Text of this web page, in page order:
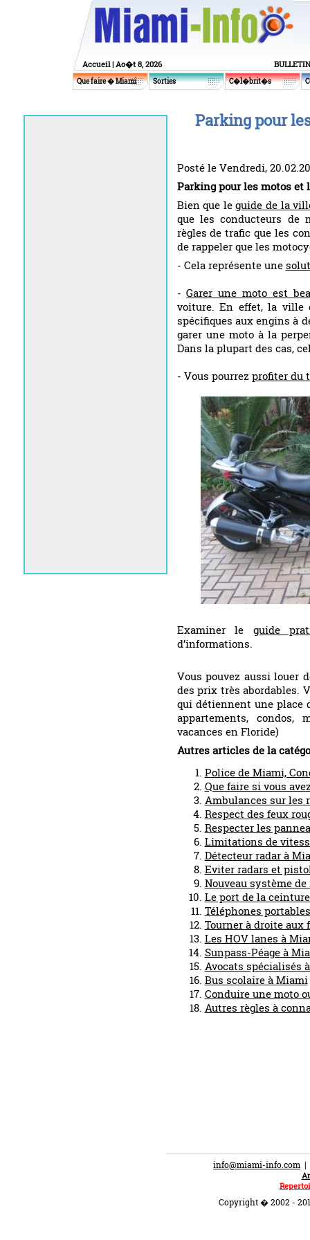
Accueil| Ao�t 8, 2026
Que faire � Miami Sorties C�l�brit�s
Parking pour
Posté le Vendredi,
Parking pour les motos et
Bien que leguide de la
que les conducteurs de
règles de trafic que les
de rappeler que les
- Cela représente une
-Garer une moto est
voiture. En effet, la ville
spécifiques aux engins à
garer une moto à la
Dans la plupart des cas,
- Vous pourrez profiter du
Examiner le guide
d’informations.
Vous pouvez aussi louer
des prix très abordables.
qui détiennent une place
appartements,
vacances en Floride)
Autres articles de la
Police de Miami,
Que faire si vous
Ambulances sur les
Respect des feux
Respecter les
Limitations de
Détecteur radar à
Eviter radars et
Nouveau système
Le port de la
Téléphones
Tourner à droite aux
Les HOV lanes à
Sunpass-Péage à
Avocats spécialisés
Bus scolaire à Miami
Conduire une moto
Autres règles à
info@miami-info.com |
Copyright � 2002 -